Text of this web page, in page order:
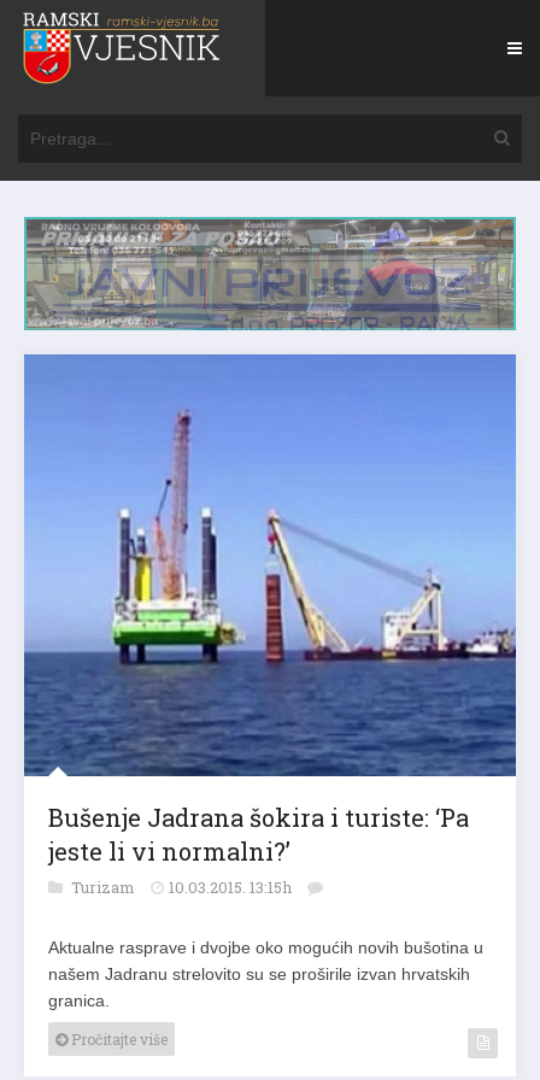
Bušenje Jadrana šokira i turiste: ‘Pa
jeste li vi normalni?’
Turizam 10.03.2015. 13:15h
Aktualne rasprave i dvojbe oko mogućih novih bušotina u
našem Jadranu strelovito su se proširile izvan hrvatskih
granica.
Pročitajte više